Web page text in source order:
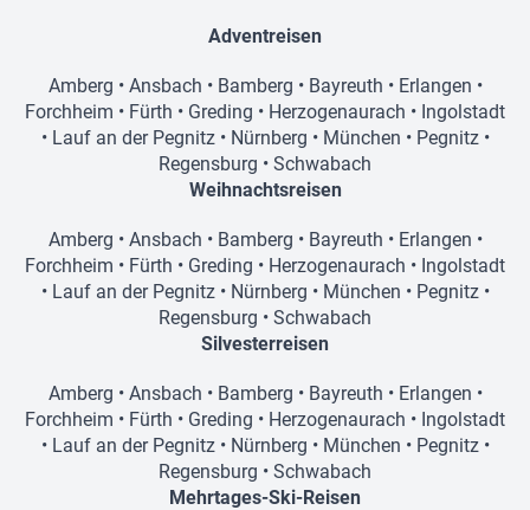
Adventreisen
Amberg • Ansbach • Bamberg • Bayreuth • Erlangen •
Forchheim • Fürth • Greding • Herzogenaurach • Ingolstadt
• Lauf an der Pegnitz• Nürnberg • München • Pegnitz•
Regensburg • Schwabach
Weihnachtsreisen
Amberg • Ansbach • Bamberg • Bayreuth • Erlangen •
Forchheim • Fürth • Greding • Herzogenaurach • Ingolstadt
• Lauf an der Pegnitz• Nürnberg • München • Pegnitz•
Regensburg • Schwabach
Silvesterreisen
Amberg • Ansbach • Bamberg • Bayreuth • Erlangen •
Forchheim • Fürth • Greding • Herzogenaurach • Ingolstadt
• Lauf an der Pegnitz• Nürnberg • München • Pegnitz•
Regensburg • Schwabach
Mehrtages-Ski-Reisen